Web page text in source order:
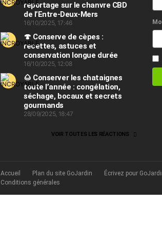
reportage sur le chanvre CBD
de l’Entre-Deux-Mers
16/10/2025, 17:46
🍄 Conserve de cèpes :
recettes, astuces et
conservation longue durée
16/10/2025, 12:08
🌰 Conserver les chataignes
toute l’année : congélation,
séchage, bocaux et secrets
gourmands
28/09/2025, 18:47
VOIR TOUTES LES RÉACTIONS
Accueil Plan du site GoJardin Écrivez pour
Conditions générales